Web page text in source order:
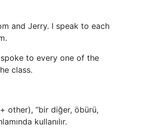
and Jerry. I speak to each
to every one of the
class.
other), “bir diğer, öbürü,
kullanılır.